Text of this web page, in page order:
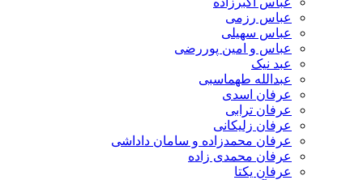
عباس رزمی
عباس سهیلی
عباس و امین پوررضی
عبد نیک
عبدالله طهماسبی‎
عرفان اسدی
عرفان ترابی
عرفان زلیکانی
عرفان محمدزاده و سامان داداشی
عرفان محمدی زاده
عرفان یکتا